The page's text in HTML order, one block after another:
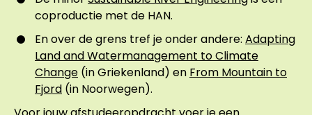
coproductie met de HAN.
En over de grens tref je onder andere: Adapting
Land and Watermanagement to Climate
Change (in Griekenland) en From Mountain to
Fjord (in Noorwegen).